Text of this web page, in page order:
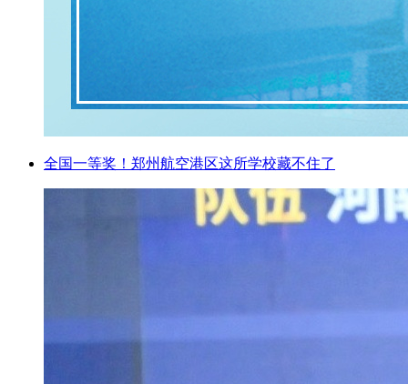
全国一等奖！郑州航空港区这所学校藏不住了